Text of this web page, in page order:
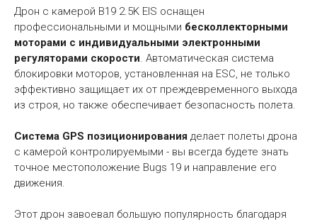
Дрон с камерой B19 2.5K EIS оснащен
профессиональными и мощными бесколлекторными
моторами с индивидуальными электронными
регуляторами скорости. Автоматическая система
блокировки моторов, установленная на ESC, не только
эффективно защищает их от преждевременного выхода
из строя, но также обеспечивает безопасность полета.
Система GPS позиционирования делает полеты дрона
с камерой контролируемыми - вы всегда будете знать
точное местоположение Bugs 19 и направление его
движения.
Этот дрон завоевал большую популярность благодаря